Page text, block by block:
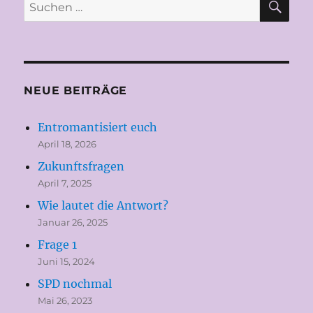
nach:
NEUE BEITRÄGE
Entromantisiert euch
April 18, 2026
Zukunftsfragen
April 7, 2025
Wie lautet die Antwort?
Januar 26, 2025
Frage 1
Juni 15, 2024
SPD nochmal
Mai 26, 2023